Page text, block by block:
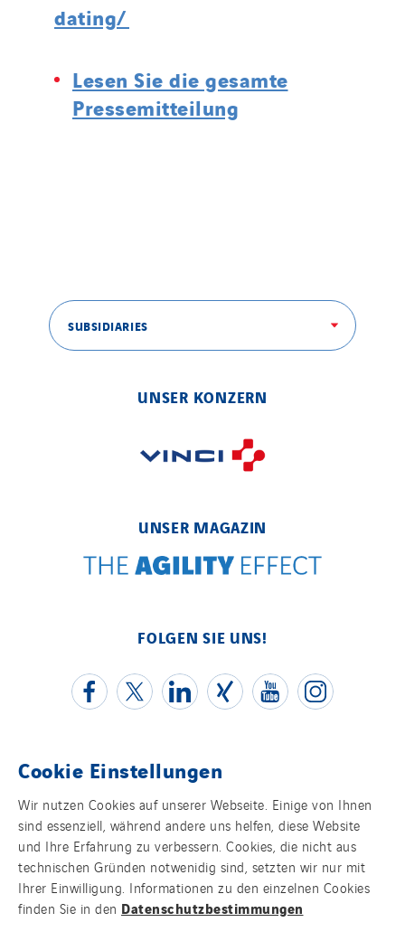
dating/
Lesen Sie die gesamte
Pressemitteilung
SUBSIDIARIES
UNSER KONZERN
UNSER MAGAZIN
FOLGEN SIE UNS!
Kontakt
Impressum
Datenschutz
Cookies
Cookie Einstellungen
Wir nutzen Cookies auf unserer Webseite. Einige von Ihnen
sind essenziell, während andere uns helfen, diese Website
und Ihre Erfahrung zu verbessern. Cookies, die nicht aus
technischen Gründen notwenidig sind, setzten wir nur mit
Ihrer Einwilligung. Informationen zu den einzelnen Cookies
finden Sie in den Datenschutzbestimmungen